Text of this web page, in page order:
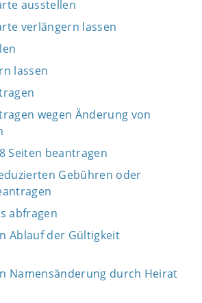
ausstellen
verlängern lassen
lassen
wegen Änderung von
Seiten beantragen
Gebühren oder
abfragen
Ablauf der Gültigkeit
Namensänderung durch Heirat